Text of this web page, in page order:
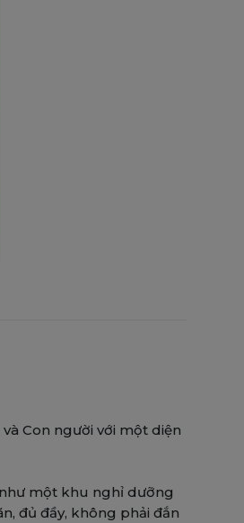
Con người với một diện
một khu nghỉ dưỡng
đủ đầy, không phải đắn